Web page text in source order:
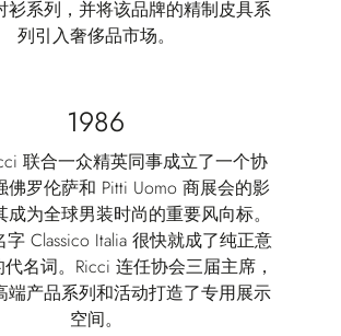
衫系列，并将该品牌的精制皮具系
列引入奢侈品市场。
1986
联合一众精英同事成立了一个协
佛罗伦萨和 Pitti Uomo 商展会的影
为全球男装时尚的重要风向标。
Classico Italia 很快就成了纯正意
名词。Ricci 连任协会三届主席，
端产品系列和活动打造了专用展示
空间。